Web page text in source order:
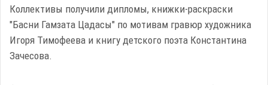
Коллективы получили дипломы, книжки-раскраски
"Басни Гамзата Цадасы" по мотивам гравюр художника
Игоря Тимофеева и книгу детского поэта Константина
Зачесова.